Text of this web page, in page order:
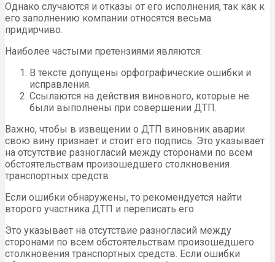
Однако случаются и отказы от его исполнения, так как к
его заполнению компании относятся весьма
придирчиво.
Наиболее частыми претензиями являются:
В тексте допущены орфографические ошибки и
исправления.
Ссылаются на действия виновного, которые не
были выполнены при совершении ДТП.
Важно, чтобы в извещении о ДТП виновник аварии
свою вину признает и стоит его подпись. Это указывает
на отсутствие разногласий между сторонами по всем
обстоятельствам произошедшего столкновения
транспортных средств
Если ошибки обнаружены, то рекомендуется найти
второго участника ДТП и переписать его
Это указывает на отсутствие разногласий между
сторонами по всем обстоятельствам произошедшего
столкновения транспортных средств. Если ошибки